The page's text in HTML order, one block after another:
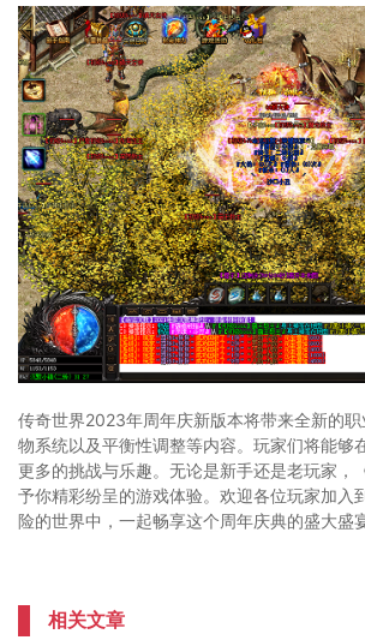
传奇世界2023年周年庆新版本将带来全新的
物系统以及平衡性调整等内容。玩家们将能够
更多的挑战与乐趣。无论是新手还是老玩家，
予你精彩纷呈的游戏体验。欢迎各位玩家加入
险的世界中，一起畅享这个周年庆典的盛大盛
相关文章